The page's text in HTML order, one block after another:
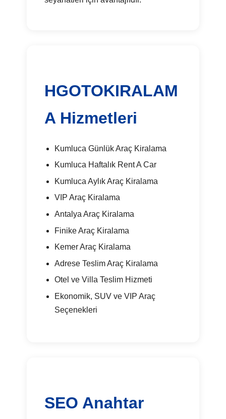
HGOTOKIRALAM
A Hizmetleri
Kumluca Günlük Araç Kiralama
Kumluca Haftalık Rent A Car
Kumluca Aylık Araç Kiralama
VIP Araç Kiralama
Antalya Araç Kiralama
Finike Araç Kiralama
Kemer Araç Kiralama
Adrese Teslim Araç Kiralama
Otel ve Villa Teslim Hizmeti
Ekonomik, SUV ve VIP Araç
Seçenekleri
SEO Anahtar